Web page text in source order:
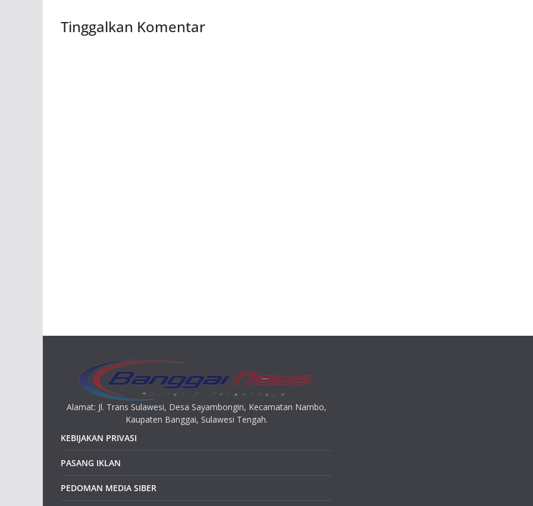
Tinggalkan Komentar
Alamat: Jl. Trans Sulawesi, Desa Sayambongin, Kecamatan Nambo,
Kaupaten Banggai, Sulawesi Tengah.
KEBIJAKAN PRIVASI
PASANG IKLAN
PEDOMAN MEDIA SIBER